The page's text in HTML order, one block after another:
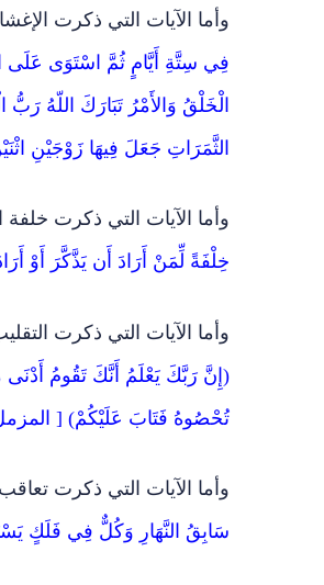
وأما الآيات التي ذكرت
فِي سِتَّةِ أَيَّامٍ ثُمَّ اسْتَوَى عَلَى
الثَّمَرَاتِ جَعَلَ فِيهَا زَوْجَيْنِ
وأما الآيات التي ذكرت خلفة
خِلْفَةً لِّمَنْ أَرَادَ أَن يَذَّكَّرَ أَوْ
وأما الآيات التي ذكرت
(إِنَّ رَبَّكَ يَعْلَمُ أَنَّكَ تَقُومُ أَدْنَى
تُحْصُوهُ فَتَابَ عَلَيْكُمْ) [
وأما الآيات التي ذكرت تعاقب
سَابِقُ النَّهَارِ وَكُلٌّ فِي فَلَكٍ